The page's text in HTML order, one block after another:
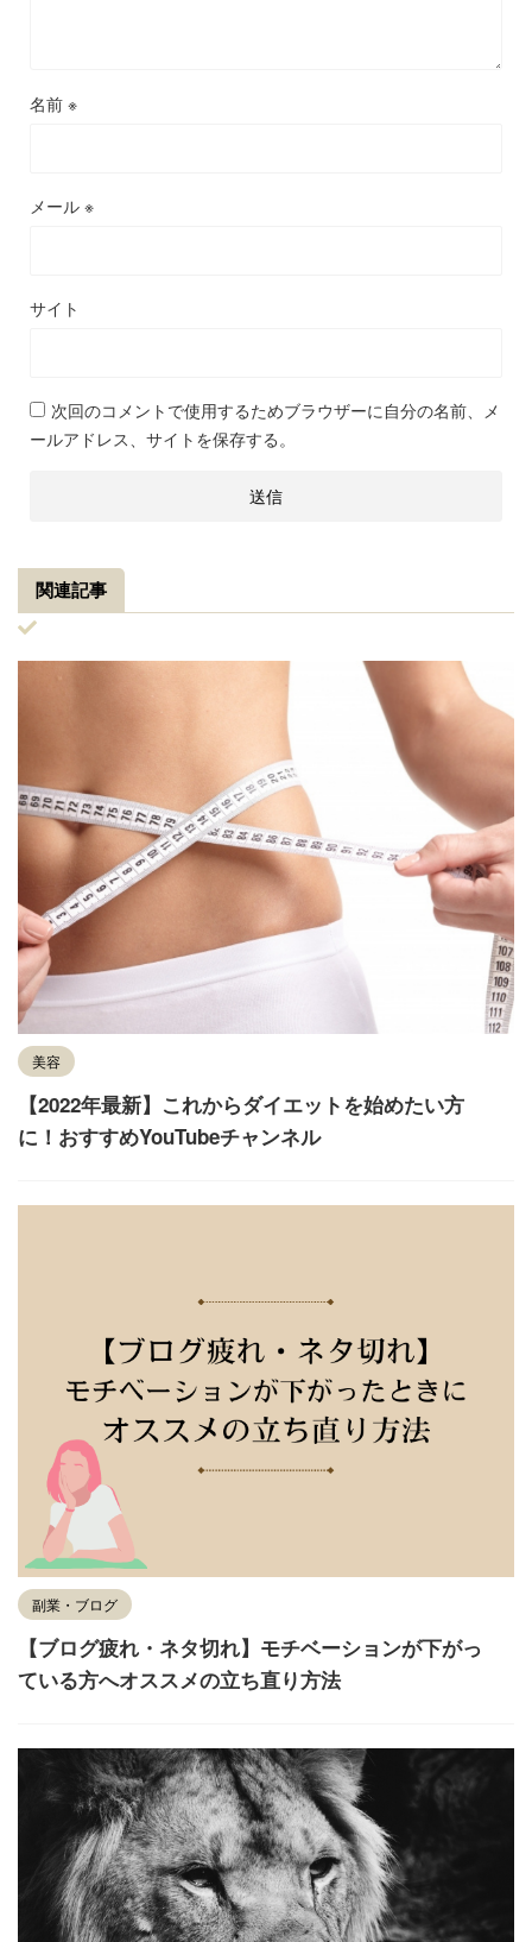
名前 ※
メール ※
サイト
次回のコメントで使用するためブラウザーに自分の名前、メ
ールアドレス、サイトを保存する。
関連記事
美容
【2022年最新】これからダイエットを始めたい方
に！おすすめYouTubeチャンネル
副業・ブログ
【ブログ疲れ・ネタ切れ】モチベーションが下がっ
ている方へオススメの立ち直り方法